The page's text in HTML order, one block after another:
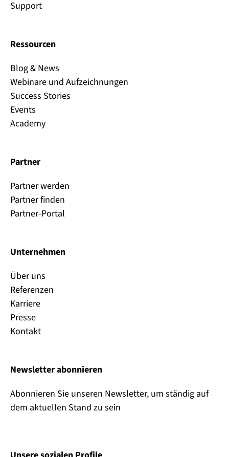
Support
Ressourcen
Blog & News
Webinare und Aufzeichnungen
Success Stories
Events
Academy
Partner
Partner werden
Partner finden
Partner-Portal
Unternehmen
Über uns
Referenzen
Karriere
Presse
Kontakt
Newsletter abonnieren
Abonnieren Sie unseren Newsletter, um ständig auf
dem aktuellen Stand zu sein